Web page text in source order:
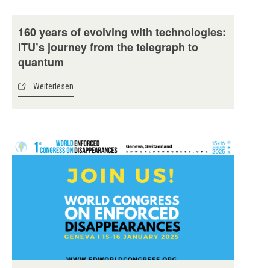
160 years of evolving with technologies:
ITU’s journey from the telegraph to
quantum
Weiterlesen